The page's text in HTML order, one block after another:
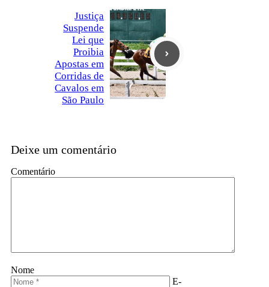
Justiça
Suspende
Lei que
Proibia
Apostas em
Corridas de
Cavalos em
São Paulo
Deixe um comentário
Comentário
Nome
E-